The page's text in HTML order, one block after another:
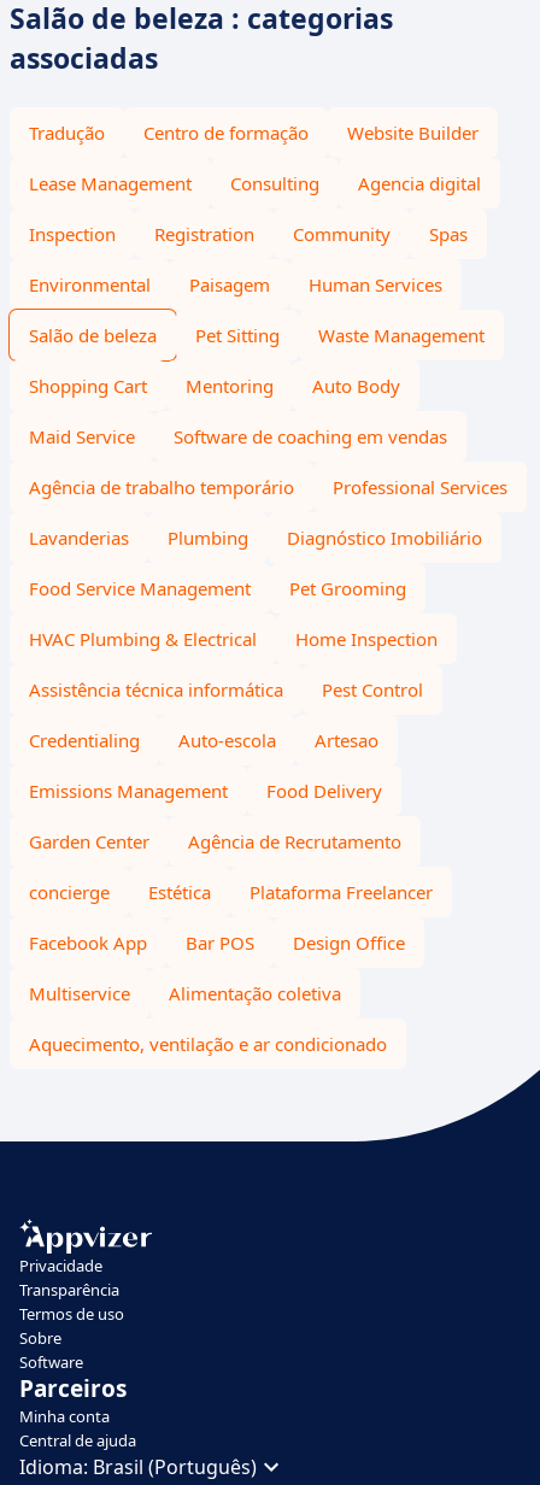
Salão de beleza : categorias
associadas
Tradução Centro de formação Website Builder
Lease Management Consulting Agencia digital
Inspection Registration Community Spas
Environmental Paisagem Human Services
Salão de beleza Pet Sitting Waste Management
Shopping Cart Mentoring Auto Body
Maid Service Software de coaching em vendas
Agência de trabalho temporário Professional Services
Lavanderias Plumbing Diagnóstico Imobiliário
Food Service Management Pet Grooming
HVAC Plumbing & Electrical Home Inspection
Assistência técnica informática Pest Control
Credentialing Auto-escola Artesao
Emissions Management Food Delivery
Garden Center Agência de Recrutamento
concierge Estética Plataforma Freelancer
Facebook App Bar POS Design Office
Multiservice Alimentação coletiva
Aquecimento, ventilação e ar condicionado
Privacidade
Transparência
Termos de uso
Sobre
Software
Parceiros
Minha conta
Central de ajuda
Idioma: Brasil (Português)